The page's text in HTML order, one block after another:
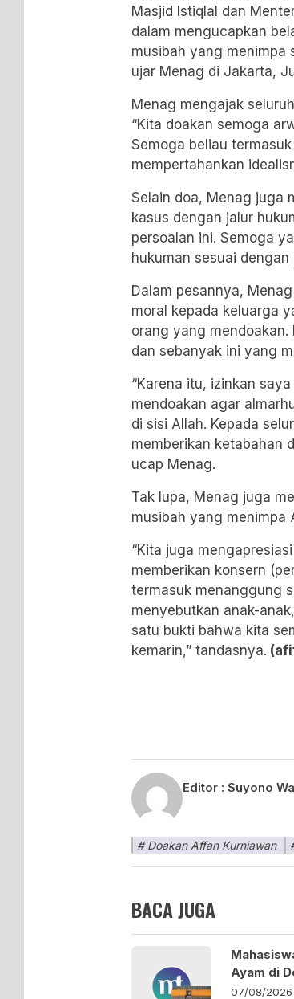
Masjid Istiqlal dan
dalam mengucapkan
musibah yang menimpa
ujar Menag di Jakarta,
Menag mengajak
“Kita doakan semoga
Semoga beliau
mempertahankan
Selain doa, Menag juga
kasus dengan jalur
persoalan ini. Semoga
hukuman sesuai
Dalam pesannya,
moral kepada keluarga
orang yang
dan sebanyak ini yang
“Karena itu, izinkan
mendoakan agar
di sisi Allah. Kepada
memberikan ketabahan
ucap Menag.
Tak lupa, Menag juga
musibah yang menimpa
“Kita juga
memberikan konsern
termasuk menanggung
menyebutkan anak-
satu bukti bahwa kita
kemarin,” tandasnya.
Editor : Suyono
Doakan Affan Kurniawan
BACA JUGA
Ayam di
07/08/2026